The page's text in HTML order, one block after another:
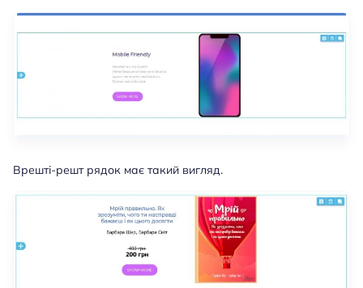
Врешті-решт рядок має такий вигляд.